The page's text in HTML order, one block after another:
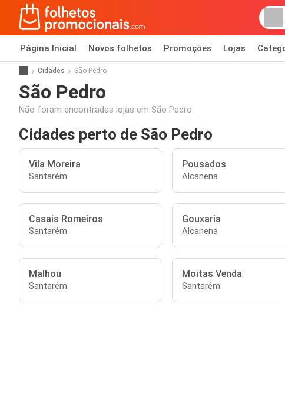
Página Inicial Novos folhetos Promoções Lojas
Cidades São Pedro
São Pedro
Não foram encontradas lojas em São Pedro.
Cidades perto de São Pedro
Vila Moreira
Santarém
Pousados
Alcanena
Casais Romeiros
Santarém
Gouxaria
Alcanena
Malhou
Santarém
Moitas Venda
Santarém